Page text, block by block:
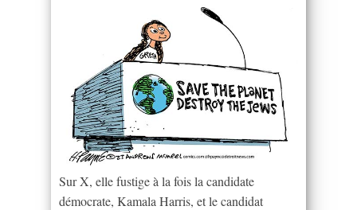
Sur X, elle fustige à la fois la candidate
démocrate, Kamala Harris, et le candidat